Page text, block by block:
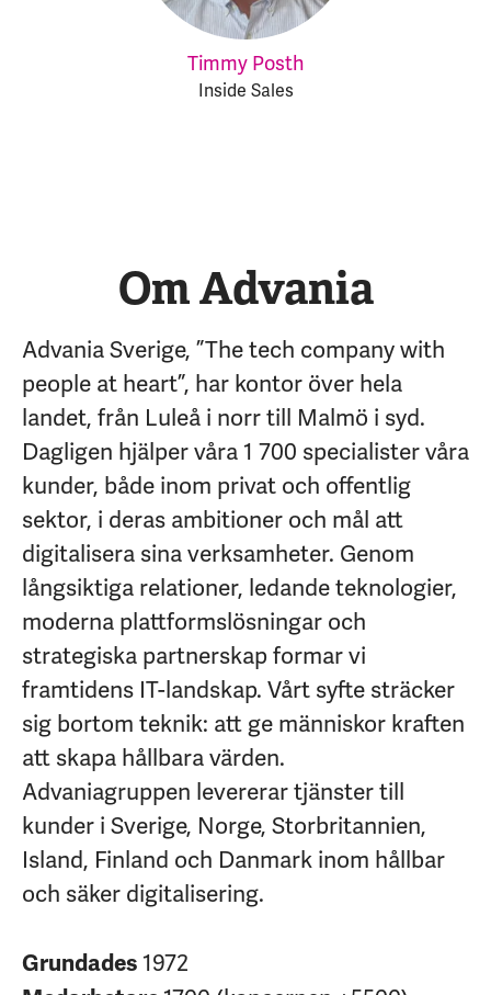
Timmy Posth
Inside Sales
Om Advania
Advania Sverige, ”The tech company with
people at heart”, har kontor över hela
landet, från Luleå i norr till Malmö i syd.
Dagligen hjälper våra 1 700 specialister våra
kunder, både inom privat och offentlig
sektor, i deras ambitioner och mål att
digitalisera sina verksamheter. Genom
långsiktiga relationer, ledande teknologier,
moderna plattformslösningar och
strategiska partnerskap formar vi
framtidens IT-landskap. Vårt syfte sträcker
sig bortom teknik: att ge människor kraften
att skapa hållbara värden.
Advaniagruppen levererar tjänster till
kunder i Sverige, Norge, Storbritannien,
Island, Finland och Danmark inom hållbar
och säker digitalisering.
Grundades1972